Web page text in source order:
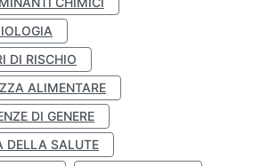
DI RISCHIO
ALIMENTARE
DI GENERE
DELLA SALUTE